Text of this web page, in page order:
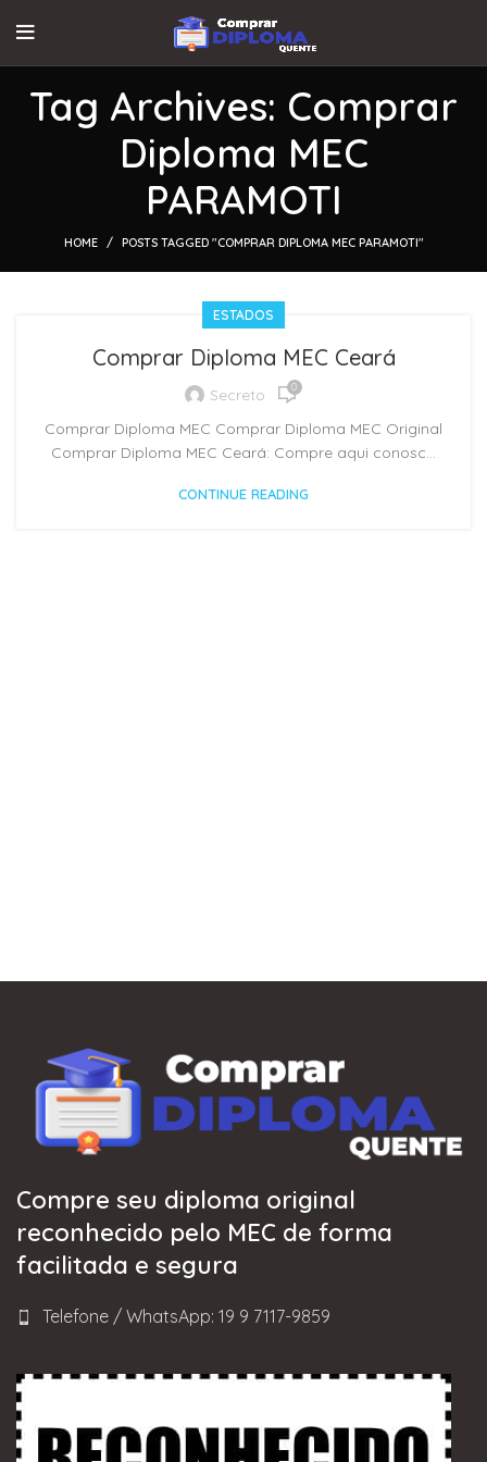
Tag Archives: Comprar
Diploma MEC
PARAMOTI
HOME POSTS TAGGED "COMPRAR DIPLOMA MEC PARAMOTI"
ESTADOS
Comprar Diploma MEC Ceará
Secreto 0
Comprar Diploma MEC Comprar Diploma MEC Original
Comprar Diploma MEC Ceará: Compre aqui conosc...
CONTINUE READING
Compre seu diploma original
reconhecido pelo MEC de forma
facilitada e segura
Telefone / WhatsApp: 19 9 7117-9859